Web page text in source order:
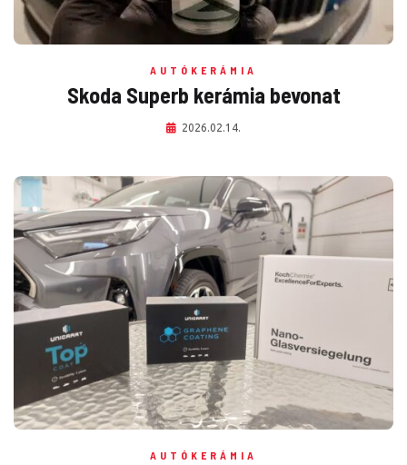
AUTÓKERÁMIA
Skoda Superb kerámia bevonat
2026.02.14.
AUTÓKERÁMIA